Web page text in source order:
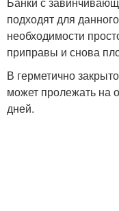
подходят для
необходимости
приправы и снова
В герметично
может пролежать на
дней.